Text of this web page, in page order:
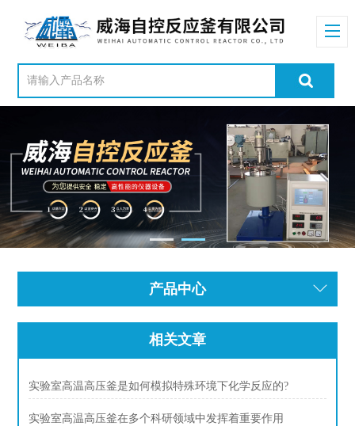
产品中心
相关文章
实验室高温高压釜是如何模拟特殊环境下化学反应的?
实验室高温高压釜在多个科研领域中发挥着重要作用